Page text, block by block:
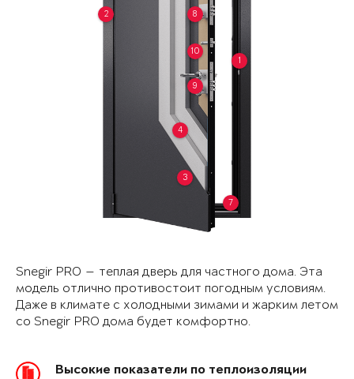
1
2
3
4
7
8
9
10
Snegir PRO — теплая дверь для частного дома. Эта
модель отлично противостоит погодным условиям.
Даже в климате с холодными зимами и жарким летом
со Snegir PRO дома будет комфортно.
Высокие показатели по теплоизоляции